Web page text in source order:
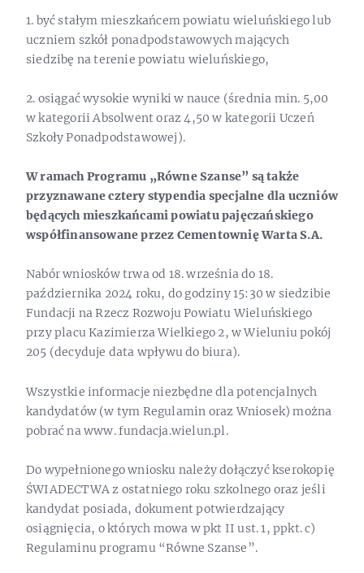
1. być stałym mieszkańcem powiatu wieluńskiego lub
uczniem szkół ponadpodstawowych mających
siedzibę na terenie powiatu wieluńskiego,
2. osiągać wysokie wyniki w nauce (średnia min. 5,00
w kategorii Absolwent oraz 4,50 w kategorii Uczeń
Szkoły Ponadpodstawowej).
W ramach Programu „Równe Szanse” są także
przyznawane cztery stypendia specjalne dla uczniów
będących mieszkańcami powiatu pajęczańskiego
współfinansowane przez Cementownię Warta S.A.
Nabór wniosków trwa od 18. września do 18.
października 2024 roku, do godziny 15:30 w siedzibie
Fundacji na Rzecz Rozwoju Powiatu Wieluńskiego
przy placu Kazimierza Wielkiego 2, w Wieluniu pokój
205 (decyduje data wpływu do biura).
Wszystkie informacje niezbędne dla potencjalnych
kandydatów (w tym Regulamin oraz Wniosek) można
pobrać na www. fundacja.wielun.pl.
Do wypełnionego wniosku należy dołączyć kserokopię
ŚWIADECTWA z ostatniego roku szkolnego oraz jeśli
kandydat posiada, dokument potwierdzający
osiągnięcia, o których mowa w pkt II ust. 1, ppkt. c)
Regulaminu programu “Równe Szanse”.